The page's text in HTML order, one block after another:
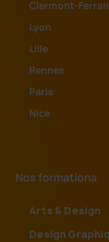
Clermont-
Lyon
Lille
Rennes
Paris
Nice
Nos formations
Arts & Design
Design